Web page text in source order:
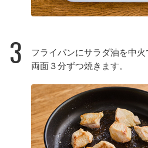
3
フライパンにサラダ油を中火
両面３分ずつ焼きます。